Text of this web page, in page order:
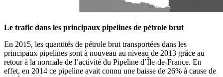
Le trafic dans les principaux pipelines de pétrole brut
En 2015, les quantités de pétrole brut transportées dans les
principaux pipelines sont à nouveau au niveau de 2013 grâce au
retour à la normale de l’activité du Pipeline d’Île-de-France. En
effet, en 2014 ce pipeline avait connu une baisse de 26% à cause de